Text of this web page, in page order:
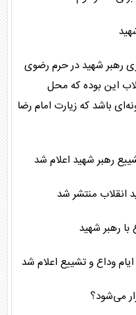
رهبر شهید در حرم رضوی
این بوده که محل
باشد که زیارت امام رضا
رهبر شهید اعلام شد
انقلاب منتشر شد
با رهبر شهید
وداع و تشییع اعلام شد
می‌شود؟